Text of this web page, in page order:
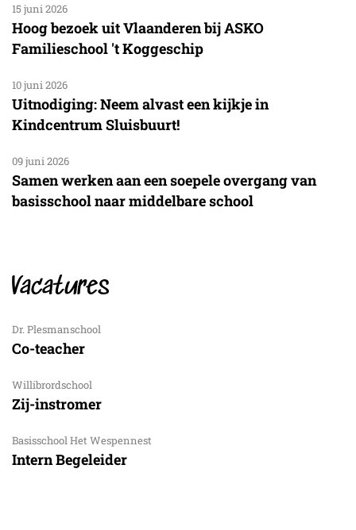
15 juni 2026
Hoog bezoek uit Vlaanderen bij ASKO
Familieschool 't Koggeschip
10 juni 2026
Uitnodiging: Neem alvast een kijkje in
Kindcentrum Sluisbuurt!
09 juni 2026
Samen werken aan een soepele overgang van
basisschool naar middelbare school
Vacatures
Dr. Plesmanschool
Co-teacher
Willibrordschool
Zij-instromer
Basisschool Het Wespennest
Intern Begeleider